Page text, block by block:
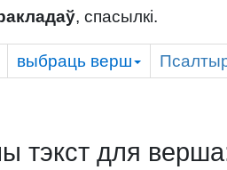
, спасылкі.
выбраць верш
тэкст для